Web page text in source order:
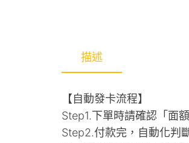
描述
【自動發卡流程】
Step1.下單時請確認「面額
Step2.付款完，自動化判